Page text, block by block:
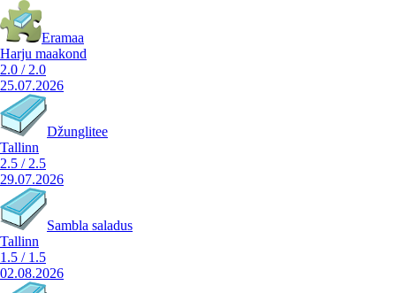
Eramaa
Harju maakond
2.0 / 2.0
25.07.2026
Džunglitee
Tallinn
2.5 / 2.5
29.07.2026
Sambla saladus
Tallinn
1.5 / 1.5
02.08.2026